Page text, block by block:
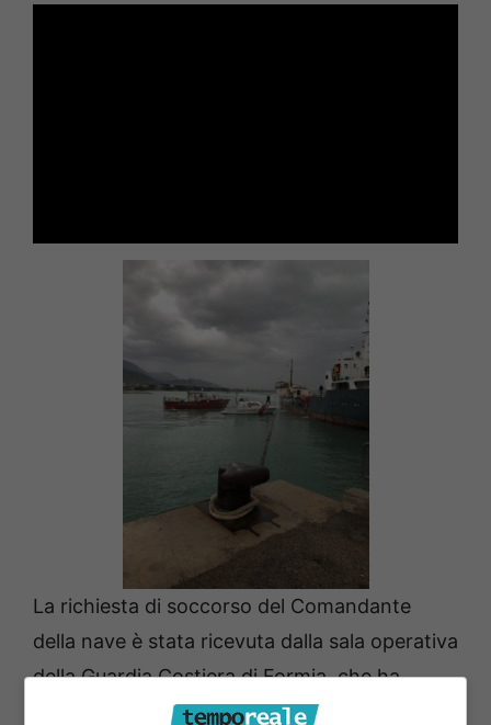
La richiesta di soccorso del Comandante
della nave è stata ricevuta dalla sala operativa
della Guardia Costiera di Formia, che ha
provveduto ad attivare i mezzi di emergenza